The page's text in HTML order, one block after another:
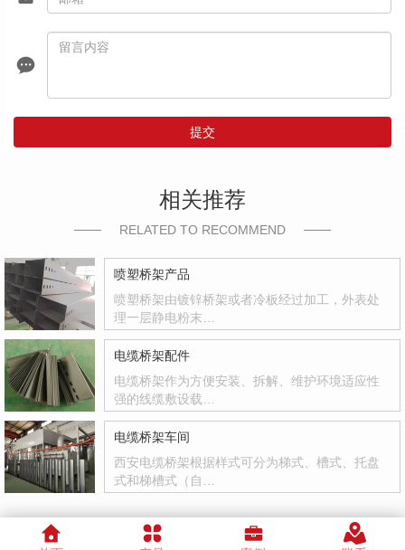
提交
相关推荐
RELATED TO RECOMMEND
喷塑桥架产品
喷塑桥架由镀锌桥架或者冷板经过加工，外表处
理一层静电粉末…
电缆桥架配件
电缆桥架作为方便安装、拆解、维护环境适应性
强的线缆敷设载…
电缆桥架车间
西安电缆桥架根据样式可分为梯式、槽式、托盘
式和梯槽式（自…